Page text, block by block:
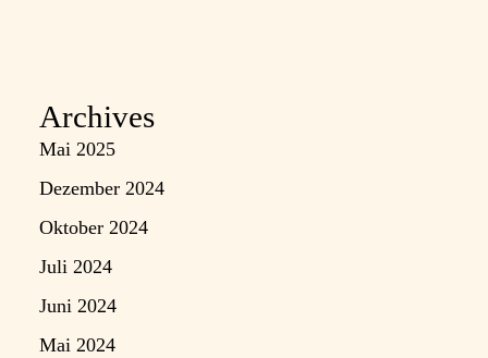
Archives
Mai 2025
Dezember 2024
Oktober 2024
Juli 2024
Juni 2024
Mai 2024